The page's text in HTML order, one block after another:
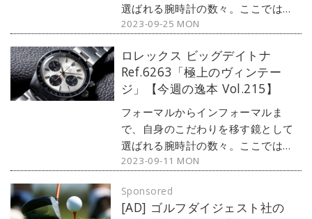
選ばれる腕時計の数々。ここではブ
ランド腕時計専門店・MOON
デルからアンティークまで、見る者
の感性を刺激する1本をセレクト。今
回は、アンティークロレックスから
ブラックミラーダイヤルのバブルバ
ックをご紹介しよう。
2023-09-25 MON
ロレックス ビッグデイトナ
Ref.6263「極上のヴィンテー
ジ」【今週の逸本 Vol.215】
フォーマルからインフォーマルま
で、自身のこだわりを移す鏡として
選ばれる腕時計の数々。ここではブ
ランド腕時計専門店・MOON
デルからアンティークまで、見る者
の感性を刺激する1本をセレクト。今
2023-09-11 MON
[AD] ゴルフダイジェスト社の
Sponsored